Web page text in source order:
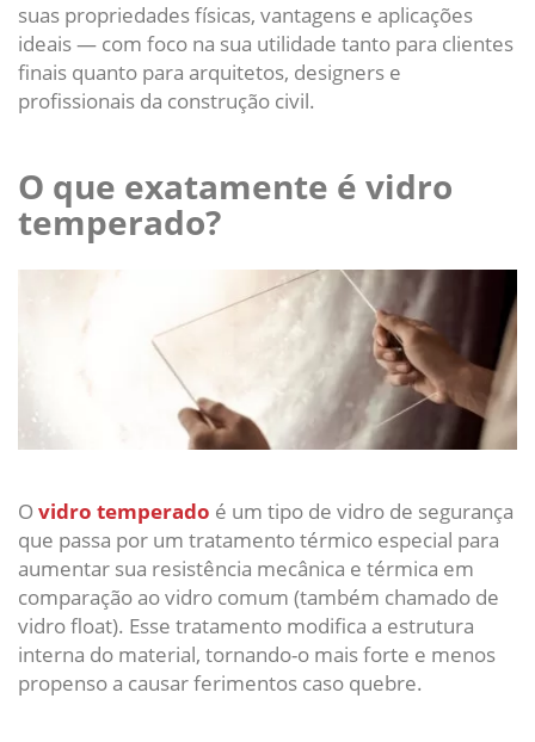
suas propriedades físicas, vantagens e aplicações
ideais — com foco na sua utilidade tanto para clientes
finais quanto para arquitetos, designers e
profissionais da construção civil.
O que exatamente é vidro
temperado?
O vidro temperado é um tipo de vidro de segurança
que passa por um tratamento térmico especial para
aumentar sua resistência mecânica e térmica em
comparação ao vidro comum (também chamado de
vidro float). Esse tratamento modifica a estrutura
interna do material, tornando-o mais forte e menos
propenso a causar ferimentos caso quebre.